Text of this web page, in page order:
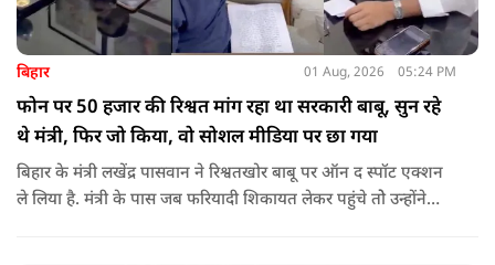
बिहार 01 Aug, 2026 05:24 PM
फोन पर 50 हजार की रिश्वत मांग रहा था सरकारी बाबू, सुन रहे
थे मंत्री, फिर जो किया, वो सोशल मीडिया पर छा गया
बिहार के मंत्री लखेंद्र पासवान ने रिश्वतखोर बाबू पर ऑन द स्पॉट एक्शन
ले लिया है. मंत्री के पास जब फरियादी शिकायत लेकर पहुंचे तोे उन्होंने